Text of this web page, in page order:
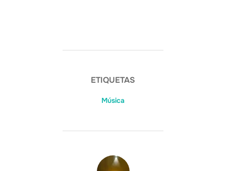
ETIQUETAS
Música
AUTOR DE LA ENTRADA